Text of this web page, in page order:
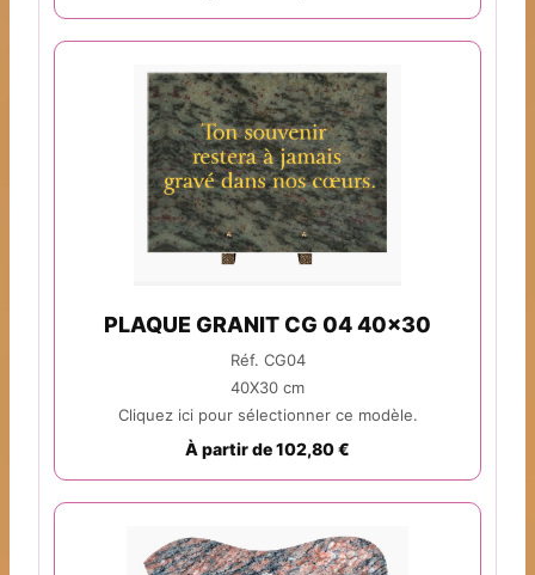
PLAQUE GRANIT CG 04 40x30
Réf. CG04
40X30 cm
Cliquez ici pour sélectionner ce modèle.
À partir de 102,80 €